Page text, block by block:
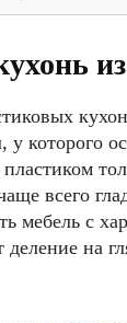
у которого
пластиком
всего
мебель с
деление на